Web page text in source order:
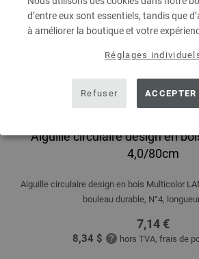
d’entre eux sont essentiels, tandis que
à améliorer la boutique et votre
Réglages
Refuser ACCEPTER
Aiguille circulaire design en
4,0/80cm
Aiguille circulaire design en bois Multicolor
bouleau durable, N°4,
7,14 €
8,34 $ hors TVA, frais de